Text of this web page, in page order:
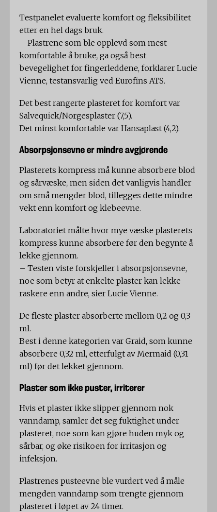
Testpanelet evaluerte komfort og fleksibilitet
etter en hel dags bruk.
– Plastrene som ble opplevd som mest
komfortable å bruke, ga også best
bevegelighet for fingerleddene, forklarer Lucie
Vienne, testansvarlig ved Eurofins ATS.
Det best rangerte plasteret for komfort var
Salvequick/Norgesplaster (7,5).
Det minst komfortable var Hansaplast (4,2).
Absorpsjonsevne er mindre avgjørende
Plasterets kompress må kunne absorbere blod
og sårvæske, men siden det vanligvis handler
om små mengder blod, tillegges dette mindre
vekt enn komfort og klebeevne.
Laboratoriet målte hvor mye væske plasterets
kompress kunne absorbere før den begynte å
lekke gjennom.
– Testen viste forskjeller i absorpsjonsevne,
noe som betyr at enkelte plaster kan lekke
raskere enn andre, sier Lucie Vienne.
De fleste plaster absorberte mellom 0,2 og 0,3
ml.
Best i denne kategorien var Graid, som kunne
absorbere 0,32 ml, etterfulgt av Mermaid (0,31
ml) før det lekket gjennom.
Plaster som ikke puster, irriterer
Hvis et plaster ikke slipper gjennom nok
vanndamp, samler det seg fuktighet under
plasteret, noe som kan gjøre huden myk og
sårbar, og øke risikoen for irritasjon og
infeksjon.
Plastrenes pusteevne ble vurdert ved å måle
mengden vanndamp som trengte gjennom
plasteret i løpet av 24 timer.